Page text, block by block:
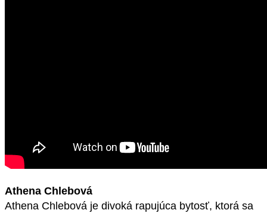
Athena Chlebová
Athena Chlebová je divoká rapujúca bytosť, ktorá sa